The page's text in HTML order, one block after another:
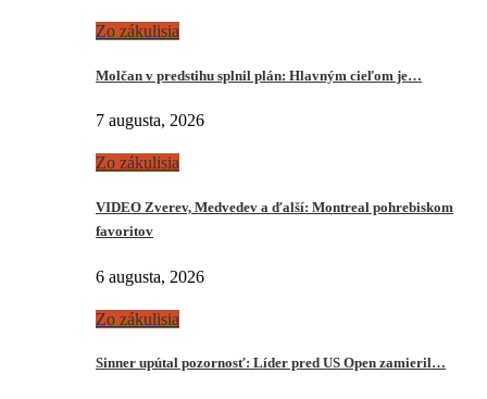
Zo zákulisia
Molčan v predstihu splnil plán: Hlavným cieľom je…
7 augusta, 2026
Zo zákulisia
VIDEO Zverev, Medvedev a ďalší: Montreal pohrebiskom
favoritov
6 augusta, 2026
Zo zákulisia
Sinner upútal pozornosť: Líder pred US Open zamieril…